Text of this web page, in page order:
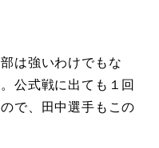
は強いわけでもな
公式戦に出ても１回
で、田中選手もこの